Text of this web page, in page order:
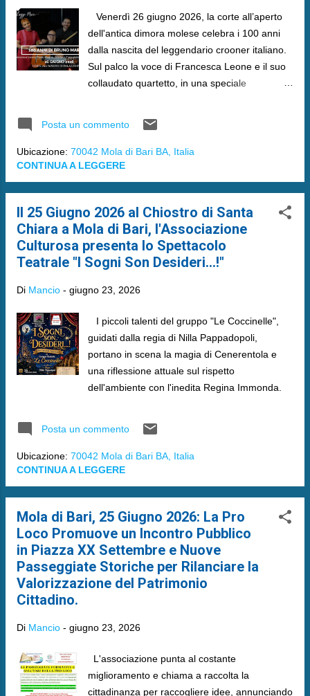
​ Venerdì 26 giugno 2026, la corte all’aperto
dell'antica dimora molese celebra i 100 anni
dalla nascita del leggendario crooner italiano.
Sul palco la voce di Francesca Leone e il suo
collaudato quartetto, in una speciale
Posta un commento
Ubicazione: 70042 Mola di Bari BA, Italia
CONTINUA A LEGGERE
Il 25 Giugno 2026 al Chiostro di Santa
Chiara a Mola di Bari, l'Associazione
Culturosa presenta lo Spettacolo
Teatrale "I Sogni Son Desideri...!"
Di Mancio - giugno 23, 2026
​ I piccoli talenti del gruppo "Le Coccinelle",
guidati dalla regia di Nilla Pappadopoli,
portano in scena la magia di Cenerentola e
una riflessione attuale sul rispetto
dell'ambiente con l'inedita Regina Immonda.
Posta un commento
Ubicazione: 70042 Mola di Bari BA, Italia
CONTINUA A LEGGERE
Mola di Bari, 25 Giugno 2026: La Pro
Loco Promuove un Incontro Pubblico
in Piazza XX Settembre e Nuove
Passeggiate Storiche per Rilanciare la
Valorizzazione del Patrimonio
Cittadino.
Di Mancio - giugno 23, 2026
L'associazione punta al costante
miglioramento e chiama a raccolta la
cittadinanza per raccogliere idee, annunciando